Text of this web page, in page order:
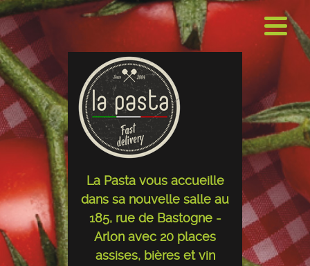
La Pasta vous accueille
dans sa nouvelle salle au
185, rue de Bastogne -
Arlon avec 20 places
assises, bières et vin